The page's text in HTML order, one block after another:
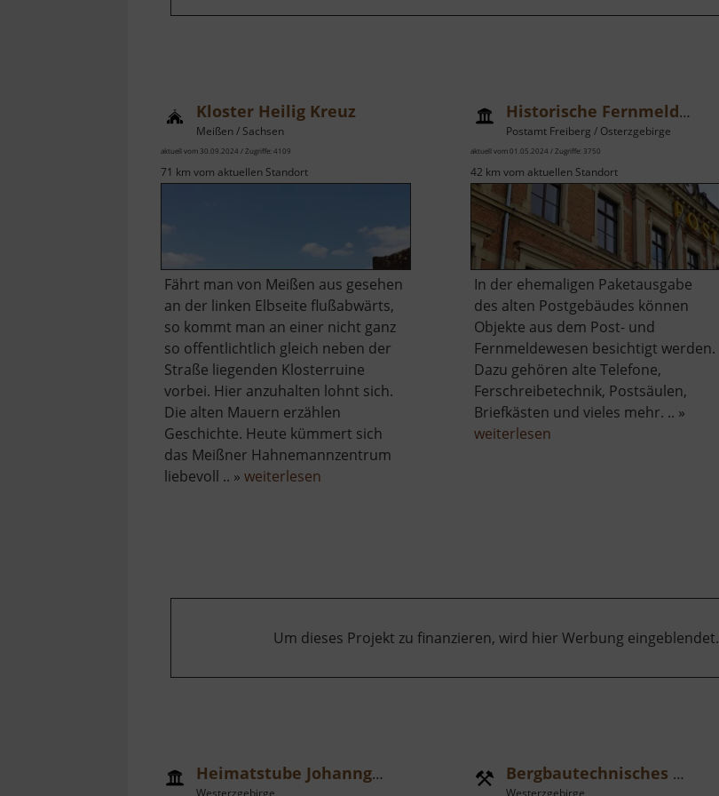
Kloster Heilig Kreuz
Meißen / Sachsen
aktuell vom 30.09.2024 / Zugriffe: 4109
71 km vom aktuellen Standort
Fährt man von Meißen aus gesehen
an der linken Elbseite flußabwärts,
so kommt man an einer nicht ganz
so offentlichtlich gleich neben der
Straße liegenden Klosterruine
vorbei. Hier anzuhalten lohnt sich.
Die alten Mauern erzählen
Geschichte. Heute kümmert sich
das Meißner Hahnemannzentrum
liebevoll .. » weiterlesen
Historische Fernmeldeausstellung
Postamt Freiberg / Osterzgebirge
aktuell vom 01.05.2024 / Zugriffe: 3750
42 km vom aktuellen Standort
In der ehemaligen Paketausgabe
des alten Postgebäudes können
Objekte aus dem Post- und
Fernmeldewesen besichtigt werden.
Dazu gehören alte Telefone,
Ferschreibetechnik, Postsäulen,
Briefkästen und vieles mehr. .. »
weiterlesen
Um dieses Projekt zu finanzieren, wird hier Werbung eingeblendet.
Heimatstube Johanngeorgenstadt
Westerzgebirge
Bergbautechnisches Museum Pferdegöpel
Westerzgebirge